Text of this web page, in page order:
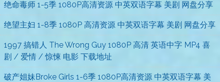
绝命毒师 1-5季 1080P高清资源 中英双语字幕 美剧 网盘分享
绝望主妇 1-8季 1080P 高清资源 中英双语字幕 美剧 网盘分享
1997 搞错人 The Wrong Guy 1080P 高清 英语中字 MP4 喜
剧 / 爱情 / 惊悚 电影 下载地址
破产姐妹Broke Girls 1-6季 1080P高清资源 中英双语字幕 美